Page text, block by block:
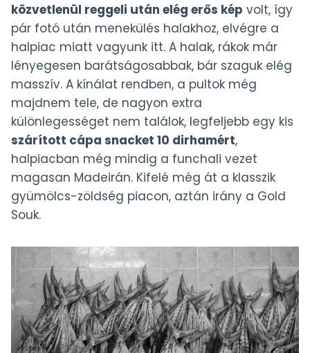
közvetlenül reggeli után elég erős kép volt, így
pár fotó után menekülés halakhoz, elvégre a
halpiac miatt vagyunk itt. A halak, rákok már
lényegesen barátságosabbak, bár szaguk elég
masszív. A kínálat rendben, a pultok még
majdnem tele, de nagyon extra
különlegességet nem találok, legfeljebb egy kis
szárított cápa snacket 10 dirhamért,
halpiacban még mindig a funchali vezet
magasan Madeirán. Kifelé még át a klasszik
gyümölcs-zöldség piacon, aztán irány a Gold
Souk.